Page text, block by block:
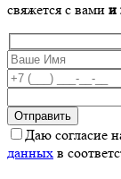
свяжется с вами и
Даю согласие
данных в